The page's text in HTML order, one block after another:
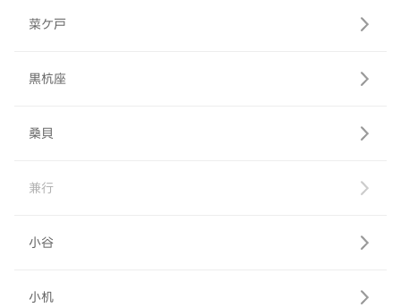
菜ケ戸
黒杭座
桑貝
兼行
小谷
小机